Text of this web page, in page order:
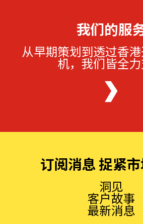
我们的服
从早期策划到透过香
机，我们皆全
订阅消息 捉紧
洞见
客户故事
最新消息